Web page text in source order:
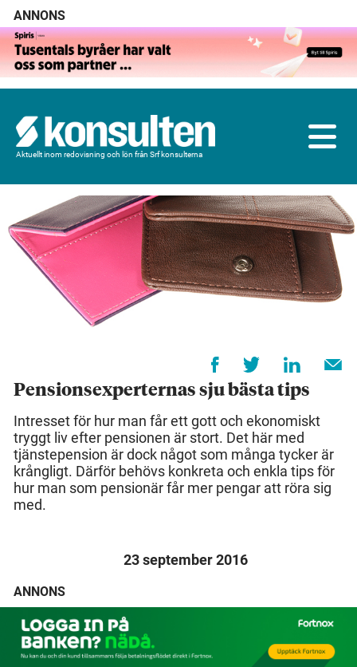
ANNONS
Aktuellt inom redovisning och lön från Srf konsulterna
Pensionsexperternas sju bästa tips
Intresset för hur man får ett gott och ekonomiskt
tryggt liv efter pensionen är stort. Det här med
tjänstepension är dock något som många tycker är
krångligt. Därför behövs konkreta och enkla tips för
hur man som pensionär får mer pengar att röra sig
med.
23 september 2016
ANNONS